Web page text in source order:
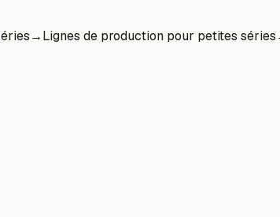
→Lignes de production pour petites séries